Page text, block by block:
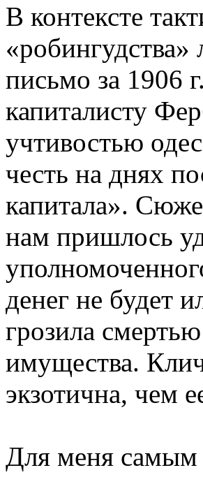
В контексте
письмо за 1906
капиталисту
учтивостью
честь на днях
капитала».
нам пришлось
денег не будет
грозила
имущества.
экзотична, чем
Для меня самым